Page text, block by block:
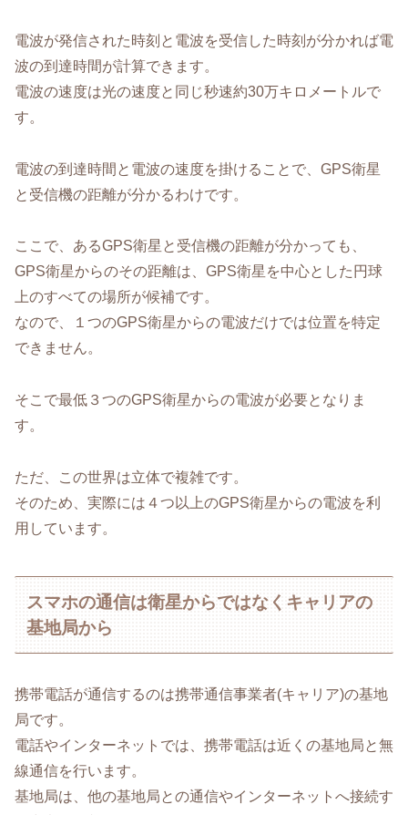
電波が発信された時刻と電波を受信した時刻が分かれば電
波の到達時間が計算できます。
電波の速度は光の速度と同じ秒速約30万キロメートルで
す。
電波の到達時間と電波の速度を掛けることで、GPS衛星
と受信機の距離が分かるわけです。
ここで、あるGPS衛星と受信機の距離が分かっても、
GPS衛星からのその距離は、GPS衛星を中心とした円球
上のすべての場所が候補です。
なので、１つのGPS衛星からの電波だけでは位置を特定
できません。
そこで最低３つのGPS衛星からの電波が必要となりま
す。
ただ、この世界は立体で複雑です。
そのため、実際には４つ以上のGPS衛星からの電波を利
用しています。
スマホの通信は衛星からではなくキャリアの
基地局から
携帯電話が通信するのは携帯通信事業者(キャリア)の基地
局です。
電話やインターネットでは、携帯電話は近くの基地局と無
線通信を行います。
基地局は、他の基地局との通信やインターネットへ接続す